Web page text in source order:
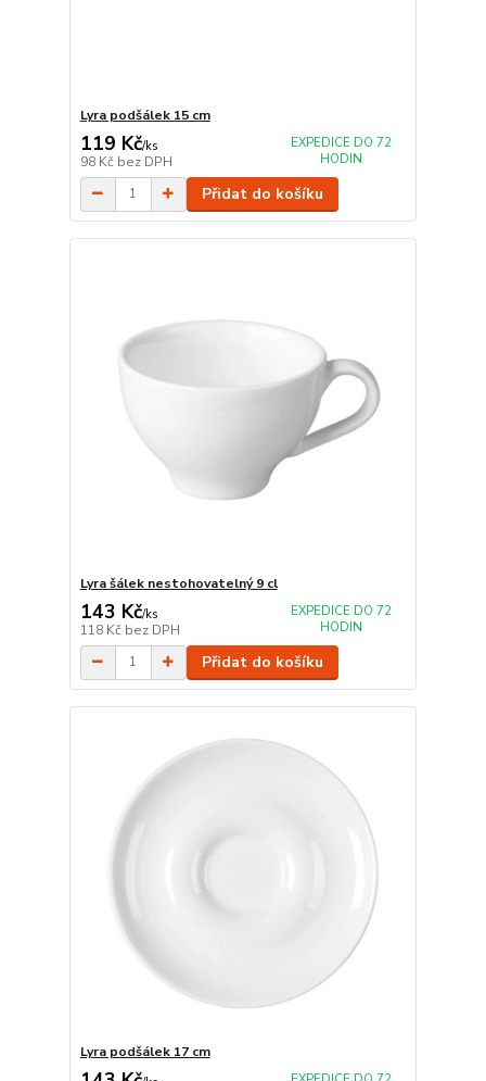
Lyra podšálek 15 cm
119 Kč/ks
98 Kč bez DPH
EXPEDICE DO 72
HODIN
Přidat do košíku
Lyra šálek nestohovatelný 9 cl
143 Kč/ks
118 Kč bez DPH
EXPEDICE DO 72
HODIN
Přidat do košíku
Lyra podšálek 17 cm